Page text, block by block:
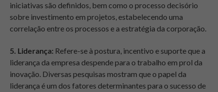
iniciativas são definidos, bem como o processo decisório
sobre investimento em projetos, estabelecendo uma
correlação entre os processos e a estratégia da corporação.
5. Liderança: Refere-se à postura, incentivo e suporte que a
liderança da empresa despende para o trabalho em prol da
inovação. Diversas pesquisas mostram que o papel da
liderança é um dos fatores determinantes para o sucesso de